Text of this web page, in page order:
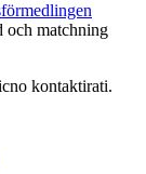
och matchning
kontaktirati.